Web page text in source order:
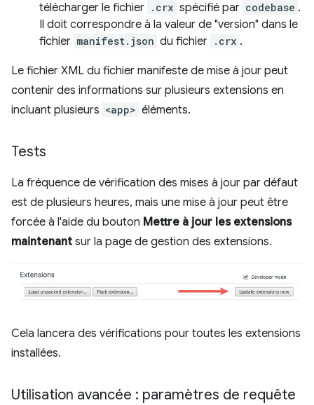
télécharger le fichier .crx spécifié par codebase .
Il doit correspondre à la valeur de "version" dans le
fichier manifest.json du fichier .crx .
Le fichier XML du fichier manifeste de mise à jour peut
contenir des informations sur plusieurs extensions en
incluant plusieurs <app> éléments.
Tests
La fréquence de vérification des mises à jour par défaut
est de plusieurs heures, mais une mise à jour peut être
forcée à l'aide du bouton Mettre à jour les extensions
maintenant sur la page de gestion des extensions.
Cela lancera des vérifications pour toutes les extensions
installées.
Utilisation avancée : paramètres de requête